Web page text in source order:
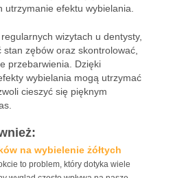
utrzymanie efektu wybielania.
wizytach u dentysty,
zębów oraz skontrolować,
przebarwienia. Dzięki
wybielania mogą utrzymać
cieszyć się pięknym
na wybielenie żółtych
to problem, który dotyka wiele